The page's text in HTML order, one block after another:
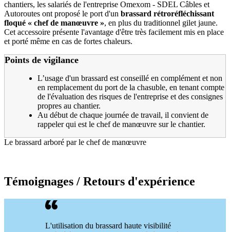
chantiers, les salariés de l'entreprise Omexom - SDEL Câbles et
Autoroutes ont proposé le port d'un brassard rétroréfléchissant
floqué « chef de manœuvre », en plus du traditionnel gilet jaune.
Cet accessoire présente l'avantage d'être très facilement mis en place
et porté même en cas de fortes chaleurs.
Points de vigilance
L’usage d'un brassard est conseillé en complément et non
en remplacement du port de la chasuble, en tenant compte
de l'évaluation des risques de l'entreprise et des consignes
propres au chantier.
Au début de chaque journée de travail, il convient de
rappeler qui est le chef de manœuvre sur le chantier.
Le brassard arboré par le chef de manœuvre
Témoignages / Retours d'expérience
L'utilisation du brassard haute visibilité